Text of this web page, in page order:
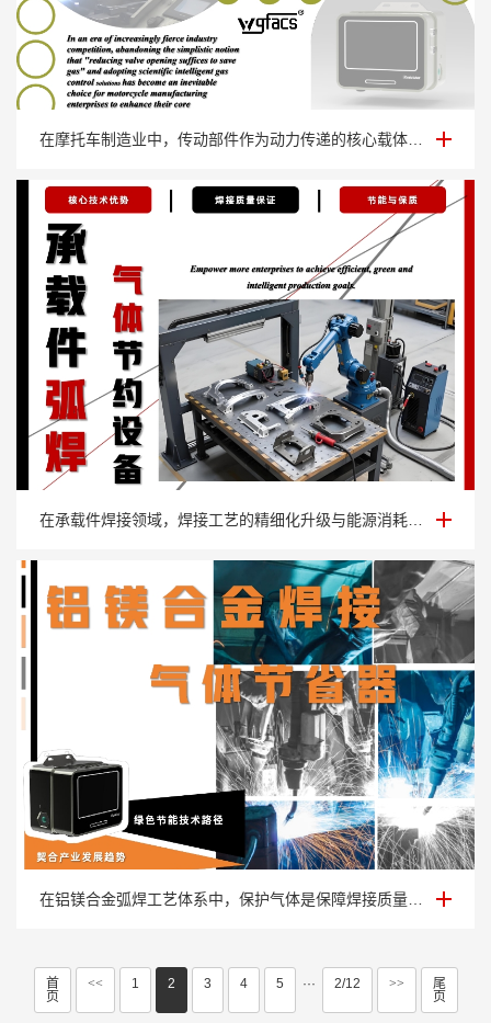
传动部件弧焊节气阀 在摩托车制造业中，传动部件作为动力传递的核心载体，其焊接牢固性直接关乎整车运行安···
承载件弧焊气体节约设备 在承载件焊接领域，焊接工艺的精细化升级与能源消耗的精准管控，已成为制造企业提升核···
铝镁合金焊接气体节省器 在铝镁合金弧焊工艺体系中，保护气体是保障焊接质量的核心要素。铝镁合金材料化学活性···
首
页
<< 1 2 3 4 5 ··· 2/12 >>
尾
页